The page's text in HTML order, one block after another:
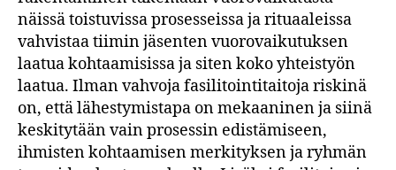
näissä toistuvissa prosesseissa ja rituaaleissa
vahvistaa tiimin jäsenten vuorovaikutuksen
laatua kohtaamisissa ja siten koko yhteistyön
laatua. Ilman vahvoja fasilitointitaitoja riskinä
on, että lähestymistapa on mekaaninen ja siinä
keskitytään vain prosessin edistämiseen,
ihmisten kohtaamisen merkityksen ja ryhmän